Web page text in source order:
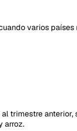
varios
trimestre
arroz.